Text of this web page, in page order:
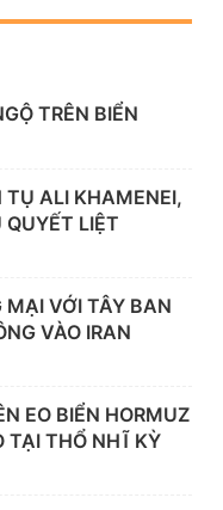
TRÊN BIỂN
TỤ ALI KHAMENEI,
LIỆT
VỚI TÂY BAN
VÀO IRAN
EO BIỂN HORMUZ
TẠI THỔ NHĨ KỲ